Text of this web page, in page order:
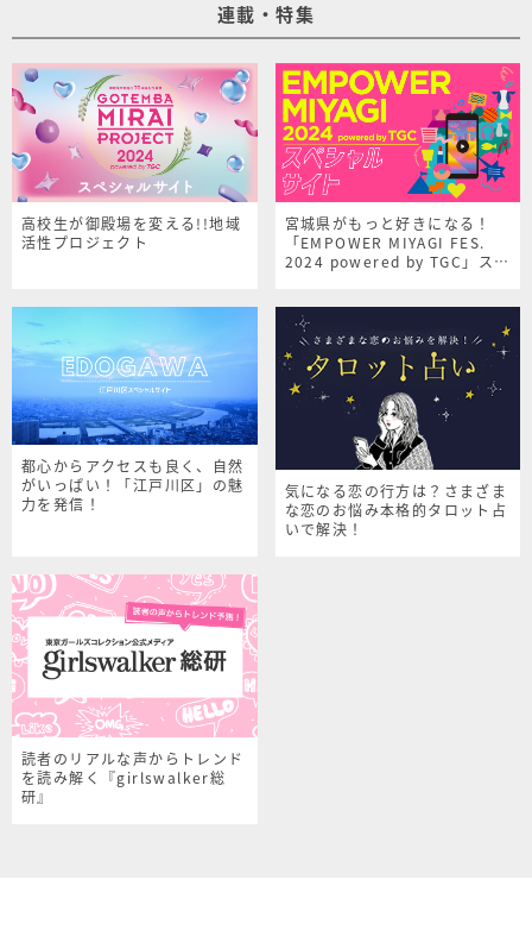
連載・特集
高校生が御殿場を変える!!地域
活性プロジェクト
宮城県がもっと好きになる！
「EMPOWER MIYAGI FES.
2024 powered by TGC」スペ
都心からアクセスも良く、自然
がいっぱい！「江戸川区」の魅
力を発信！
気になる恋の行方は？さまざま
な恋のお悩み本格的タロット占
いで解決！
読者のリアルな声からトレンド
を読み解く『girlswalker総
研』